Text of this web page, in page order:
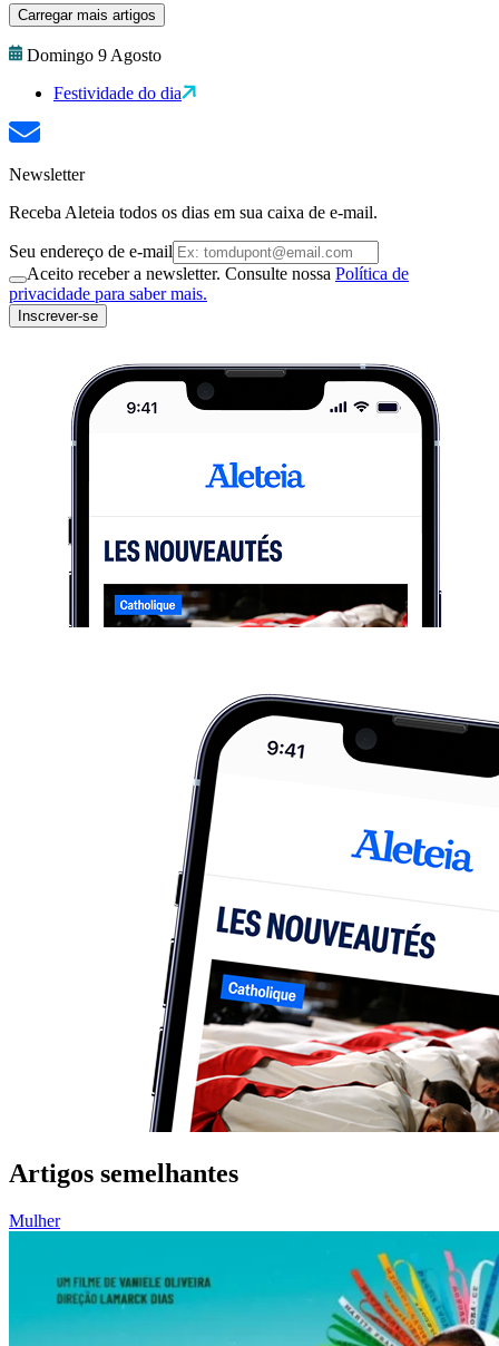
Carregar mais artigos
Domingo 9 Agosto
Festividade do dia
Newsletter
Receba Aleteia todos os dias em sua caixa de e-mail.
Seu endereço de e-mail
Aceito receber a newsletter. Consulte nossa Política de
privacidade para saber mais.
Inscrever-se
Artigos semelhantes
Mulher